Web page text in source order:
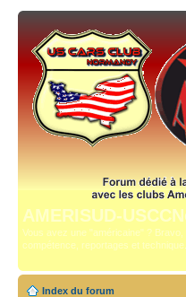
AMERISUD-
Vous avez une "américaine" ?
compétence, reportages et technique.
Index du forum